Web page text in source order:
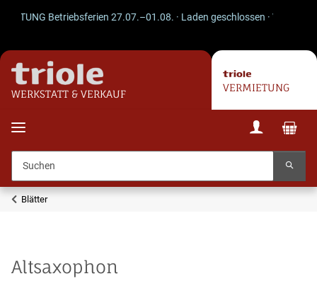
Betriebsferien 27.07.–01.08. · Laden geschlossen · Versand läuft
WERKSTATT & VERKAUF
VERMIETUNG
Blätter
Altsaxophon